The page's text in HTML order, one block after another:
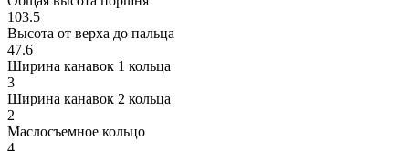
103.5
Высота от верха до пальца
47.6
Ширина канавок 1 кольца
3
Ширина канавок 2 кольца
2
Маслосъемное кольцо
4